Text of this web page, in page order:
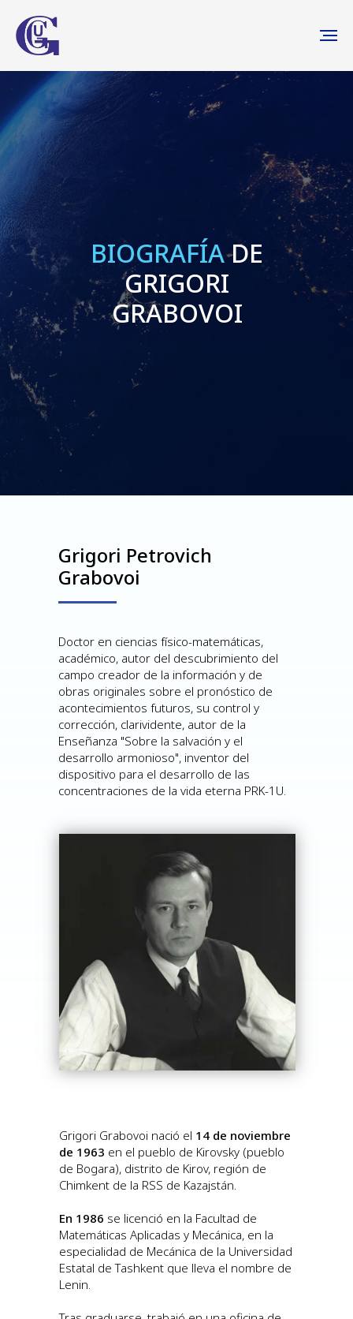
BIOGRAFÍADE
GRIGORI
GRABOVOI
Grigori Petrovich
Grabovoi
Doctor en ciencias físico-matemáticas,
académico, autor del descubrimiento del
campo creador de la información y de
obras originales sobre el pronóstico de
acontecimientos futuros, su control y
corrección, clarividente, autor de la
Enseñanza "Sobre la salvación y el
desarrollo armonioso", inventor del
dispositivo para el desarrollo de las
concentraciones de la vida eterna PRK-1U.
Grigori Grabovoi nació el 14 de noviembre
de 1963 en el pueblo de Kirovsky (pueblo
de Bogara), distrito de Kirov, región de
Chimkent de la RSS de Kazajstán.
En 1986 se licenció en la Facultad de
Matemáticas Aplicadas y Mecánica, en la
especialidad de Mecánica de la Universidad
Estatal de Tashkent que lleva el nombre de
Lenin.